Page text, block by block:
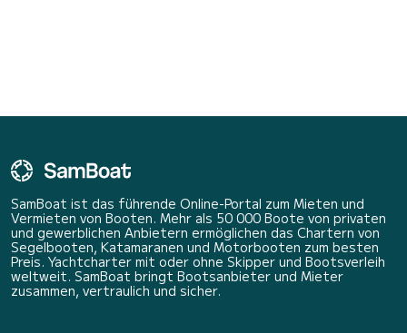
SamBoat ist das führende Online-Portal zum Mieten und
Vermieten von Booten. Mehr als 50 000 Boote von privaten
und gewerblichen Anbietern ermöglichen das Chartern von
Segelbooten, Katamaranen und Motorbooten zum besten
Preis. Yachtcharter mit oder ohne Skipper und Bootsverleih
weltweit. SamBoat bringt Bootsanbieter und Mieter
zusammen, vertraulich und sicher.